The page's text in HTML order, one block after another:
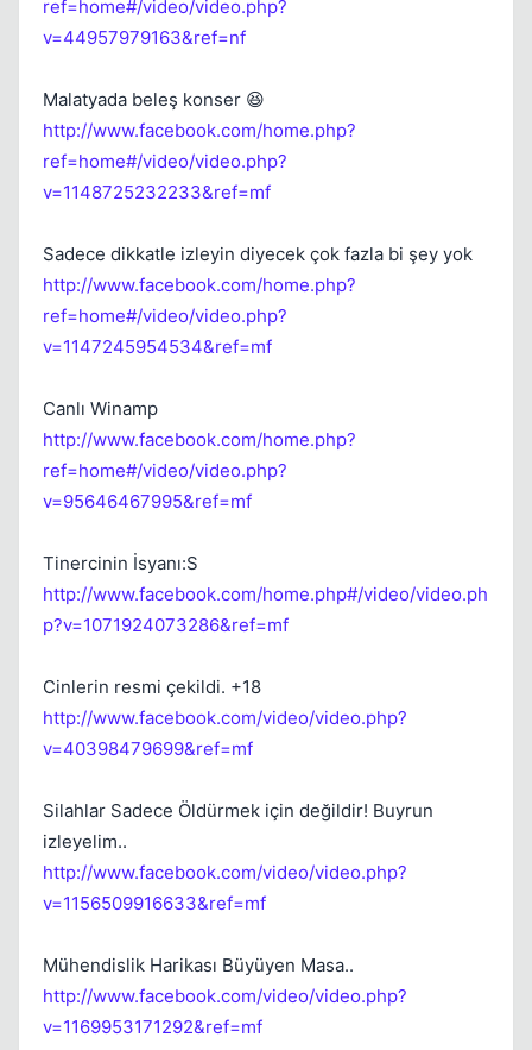
ref=home#/video/video.php?
v=44957979163&ref=nf
Malatyada beleş konser 😆
http://www.facebook.com/home.php?
ref=home#/video/video.php?
v=1148725232233&ref=mf
Sadece dikkatle izleyin diyecek çok fazla bi şey yok
http://www.facebook.com/home.php?
ref=home#/video/video.php?
v=1147245954534&ref=mf
Canlı Winamp
http://www.facebook.com/home.php?
ref=home#/video/video.php?
v=95646467995&ref=mf
Tinercinin İsyanı:S
http://www.facebook.com/home.php#/video/video.ph
p?v=1071924073286&ref=mf
Cinlerin resmi çekildi. +18
http://www.facebook.com/video/video.php?
v=40398479699&ref=mf
Silahlar Sadece Öldürmek için değildir! Buyrun
izleyelim..
http://www.facebook.com/video/video.php?
v=1156509916633&ref=mf
Mühendislik Harikası Büyüyen Masa..
http://www.facebook.com/video/video.php?
v=1169953171292&ref=mf